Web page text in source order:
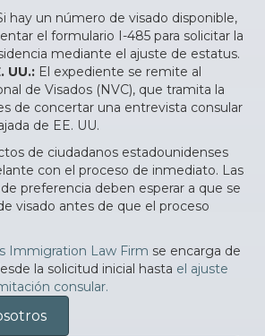
hay un número de visado disponible,
el formulario I-485 para solicitar la
mediante el ajuste de estatus.
UU.: El expediente se remite al
de Visados (NVC), que tramita la
de concertar una entrevista consular
de EE. UU.
de ciudadanos estadounidenses
con el proceso de inmediato. Las
preferencia deben esperar a que se
visado antes de que el proceso
Immigration Law Firm se encarga de
la solicitud inicial hasta el ajuste
consular.